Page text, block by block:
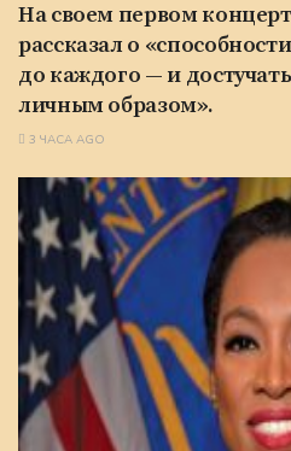
На своем первом
рассказал о
до каждого — и
личным образом».
3 ЧАСА AGO